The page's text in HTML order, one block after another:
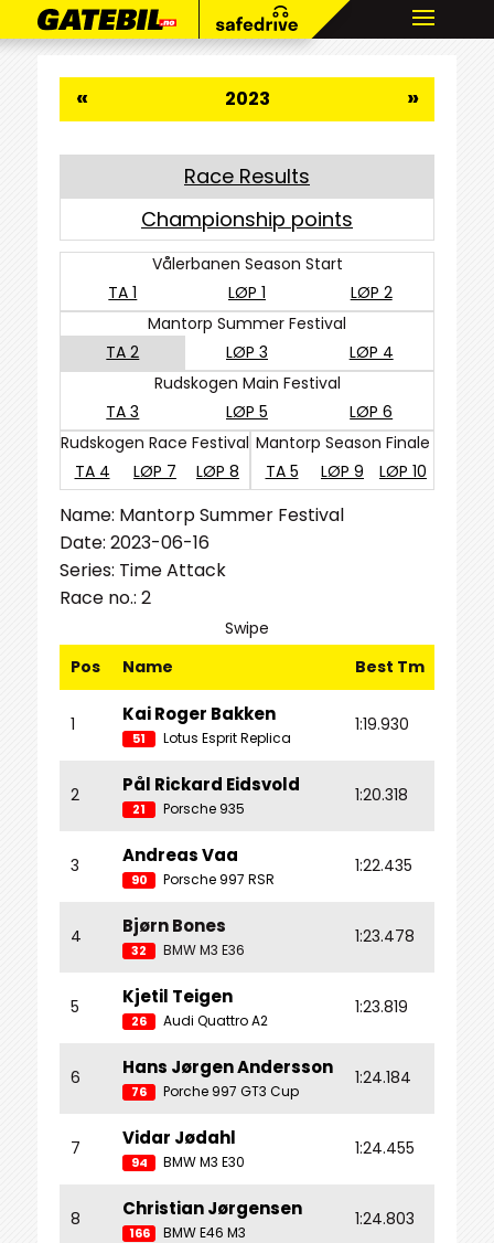
« 2023 »
Race Results
Championship points
Vålerbanen Season Start
TA 1
LØP 1
LØP 2
Mantorp Summer Festival
TA 2
LØP 3
LØP 4
Rudskogen Main Festival
TA 3
LØP 5
LØP 6
Rudskogen Race Festival
TA 4
LØP 7 LØP 8
Mantorp Season Finale
TA 5
LØP 9 LØP 10
Name: Mantorp Summer Festival
Date: 2023-06-16
Series: Time Attack
Race no.: 2
Swipe
Pos
Name Best Tm
1 Kai Roger Bakken
51 Lotus Esprit Replica
1:19.930
2 Pål Rickard Eidsvold
21 Porsche 935
1:20.318
3 Andreas Vaa
90 Porsche 997 RSR
1:22.435
4 Bjørn Bones
32 BMW M3 E36
1:23.478
5 Kjetil Teigen
26 Audi Quattro A2
1:23.819
6 Hans Jørgen Andersson
76 Porche 997 GT3 Cup
1:24.184
7 Vidar Jødahl
94 BMW M3 E30
1:24.455
8 Christian Jørgensen
166 BMW E46 M3
1:24.803